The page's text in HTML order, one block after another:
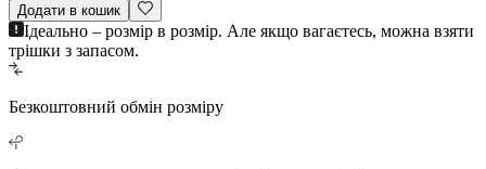
Додати в кошик
Ідеально – розмір в розмір. Але якщо вагаєтесь, можна взяти
трішки з запасом.
Безкоштовний обмін розміру